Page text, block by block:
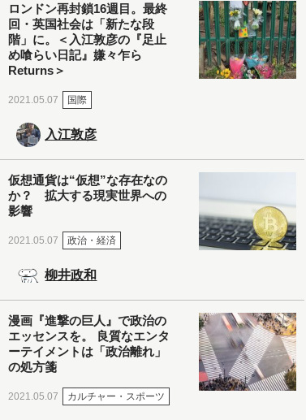
ロンドン再封鎖16週目。最終
回・英国社会は「新たな段
階」に。＜入江敦彦の『足止
め喰らい日記』嫌々乍ら
Returns＞
2021.05.07 国際
入江敦彦
仮想通貨は“仮想”な存在なの
か？ 拡大する現実世界への
影響
2021.05.07 政治・経済
柳井政和
漫画『進撃の巨人』で政治の
エッセンスを。 良質なエンタ
ーテイメントは「政治離れ」
の処方箋
2021.05.07 カルチャー・スポーツ